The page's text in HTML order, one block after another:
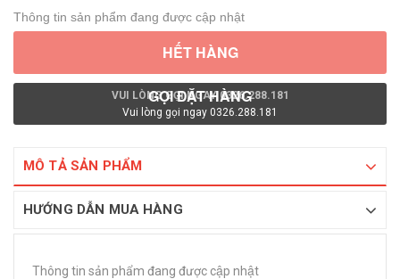
Thông tin sản phẩm đang được cập nhật
HẾT HÀNG
VUI LÒNG GỌI NGAY 0326.288.181
GỌI ĐẶT HÀNG
Vui lòng gọi ngay 0326.288.181
MÔ TẢ SẢN PHẨM
HƯỚNG DẪN MUA HÀNG
Thông tin sản phẩm đang được cập nhật